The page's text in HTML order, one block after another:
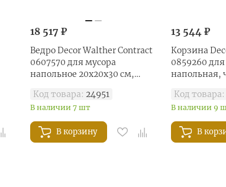
18 517 ₽
Ведро Decor Walther Contract
0607570 для мусора
напольное 20x20x30 см,
Код товара: 24951
В наличии 7 шт
В корзину
13 544 ₽
Корзина
0859260
напольная,
Код товара:
В наличии 9
В